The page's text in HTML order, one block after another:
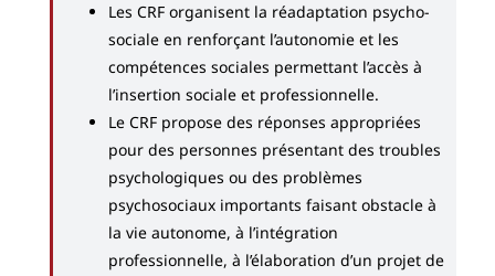
Les CRF organisent la réadaptation psycho-
sociale en renforçant l’autonomie et les
compétences sociales permettant l’accès à
l’insertion sociale et professionnelle.
Le CRF propose des réponses appropriées
pour des personnes présentant des troubles
psychologiques ou des problèmes
psychosociaux importants faisant obstacle à
la vie autonome, à l’intégration
professionnelle, à l’élaboration d’un projet de